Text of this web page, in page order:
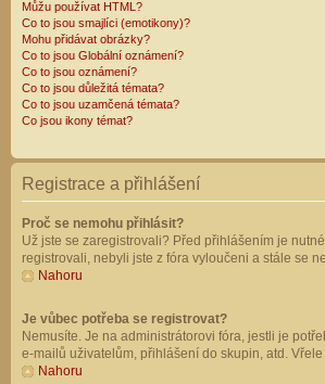
Můžu používat HTML?
Co to jsou smajlíci (emotikony)?
Mohu přidávat obrázky?
Co to jsou Globální oznámení?
Co to jsou oznámení?
Co to jsou důležitá témata?
Co to jsou uzamčená témata?
Co jsou ikony témat?
Registrace a přihlášení
Proč se nemohu přihlásit?
Už jste se zaregistrovali? Před přihlášením je
registrovali, nebyli jste z fóra vyloučeni a stále se
Nahoru
Je vůbec potřeba se registrovat?
Nemusíte. Je na administrátorovi fóra, jestli je
e-mailů uživatelům, přihlášení do skupin, atd.
Nahoru